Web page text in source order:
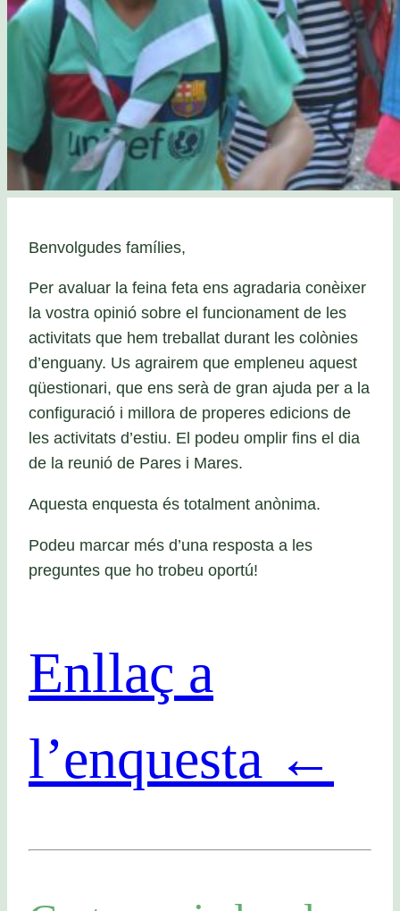
Benvolgudes famílies,
Per avaluar la feina feta ens agradaria conèixer
la vostra opinió sobre el funcionament de les
activitats que hem treballat durant les colònies
d’enguany. Us agrairem que empleneu aquest
qüestionari, que ens serà de gran ajuda per a la
configuració i millora de properes edicions de
les activitats d’estiu. El podeu omplir fins el dia
de la reunió de Pares i Mares.
Aquesta enquesta és totalment anònima.
Podeu marcar més d’una resposta a les
preguntes que ho trobeu oportú!
Enllaç a
l’enquesta ←